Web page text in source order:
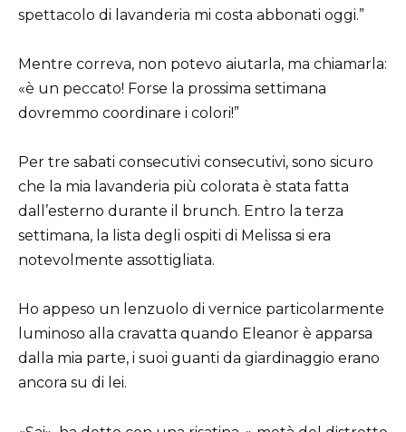
spettacolo di lavanderia mi costa abbonati oggi.”
Mentre correva, non potevo aiutarla, ma chiamarla:
«è un peccato! Forse la prossima settimana
dovremmo coordinare i colori!”
Per tre sabati consecutivi consecutivi, sono sicuro
che la mia lavanderia più colorata è stata fatta
dall’esterno durante il brunch. Entro la terza
settimana, la lista degli ospiti di Melissa si era
notevolmente assottigliata.
Ho appeso un lenzuolo di vernice particolarmente
luminoso alla cravatta quando Eleanor è apparsa
dalla mia parte, i suoi guanti da giardinaggio erano
ancora su di lei.